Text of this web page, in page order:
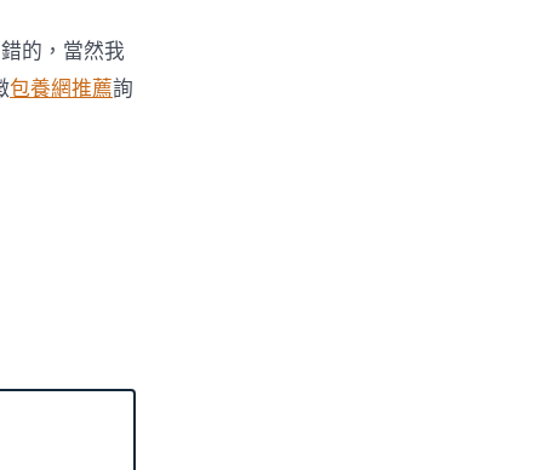
的，當然我
包養網推薦詢